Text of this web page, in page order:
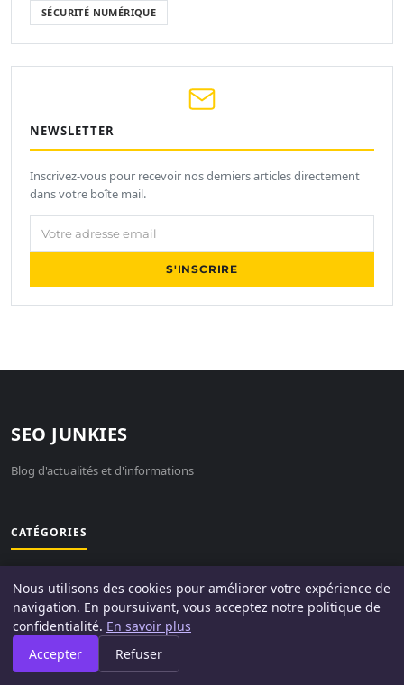
SÉCURITÉ NUMÉRIQUE
NEWSLETTER
Inscrivez-vous pour recevoir nos derniers articles directement
dans votre boîte mail.
Votre adresse email
S'INSCRIRE
SEO JUNKIES
Blog d'actualités et d'informations
CATÉGORIES
APPLICATIONS MOBILES
CULTURE NUMÉRIQUE
GENERAL
Nous utilisons des cookies pour améliorer votre expérience de
navigation. En poursuivant, vous acceptez notre politique de
confidentialité. En savoir plus
Accepter
Refuser